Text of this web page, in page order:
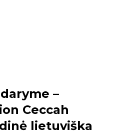
–
Ceccah
lietuviška